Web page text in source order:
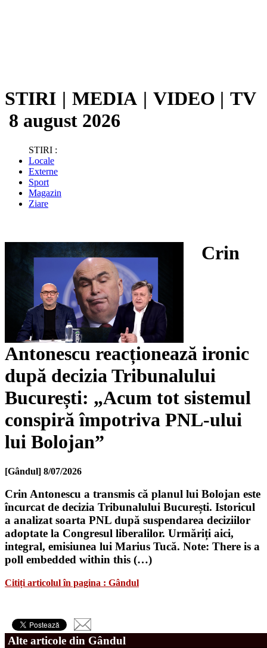
STIRI | MEDIA | VIDEO | TV
8 august 2026
STIRI :
Locale
Externe
Sport
Magazin
Ziare
Crin
Antonescu reacționează ironic
după decizia Tribunalului
București: „Acum tot sistemul
conspiră împotriva PNL-ului
lui Bolojan”
[Gândul] 8/07/2026
Crin Antonescu a transmis că planul lui Bolojan este
încurcat de decizia Tribunalului București. Istoricul
a analizat soarta PNL după suspendarea deciziilor
adoptate la Congresul liberalilor. Urmăriți aici,
integral, emisiunea lui Marius Tucă. Note: There is a
poll embedded within this (…)
Citiți articolul în pagina : Gândul
Alte articole din Gândul